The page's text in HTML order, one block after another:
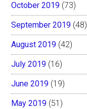
October 2019 (73)
September 2019 (48)
August 2019 (42)
July 2019 (16)
June 2019 (19)
May 2019 (51)